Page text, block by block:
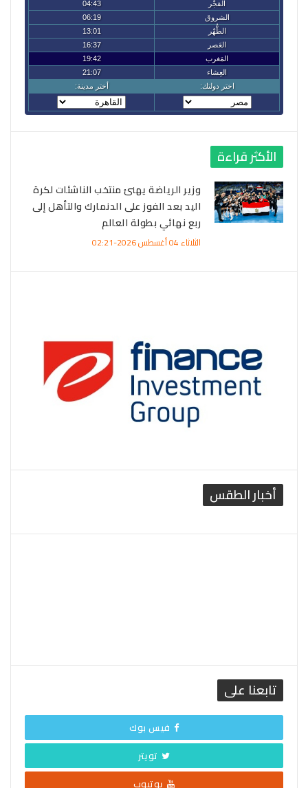
الأكثر قراءة
وزير الرياضة يهنئ منتخب الناشئات لكرة
اليد بعد الفوز على الدنمارك والتأهل إلى
ربع نهائي بطولة العالم
الثلاثاء 04 أغسطس 2026-02:21
أخبار الطقس
تابعنا على
فيس بوك
تويتر
يوتيوب